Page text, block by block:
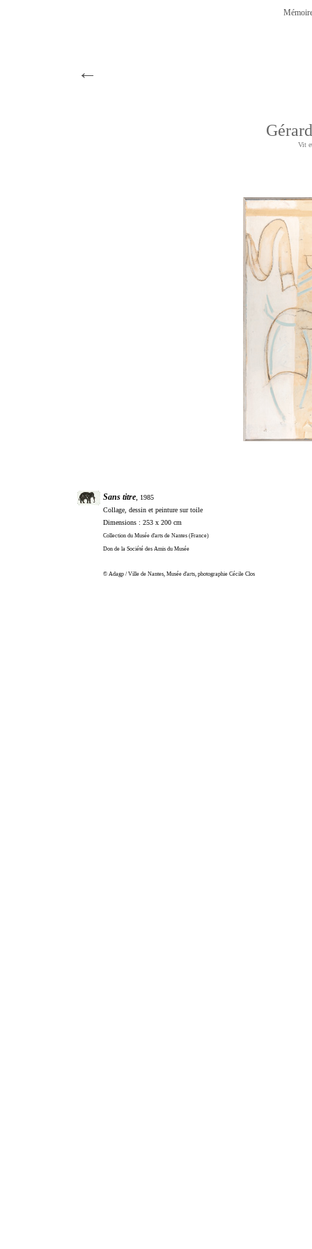
←
Vit
Sans titre, 1985
Collage, dessin et peinture sur toile
Dimensions : 253 x 200 cm
Collection du Musée d'arts de Nantes (France)
Don de la Société des Amis du Musée
© Adagp / Ville de Nantes, Musée d'arts, photographie Cécile Clos